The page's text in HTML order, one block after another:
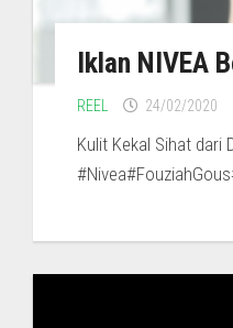
Iklan NIVEA
REEL 24/02/2020
Kulit Kekal Sihat dari